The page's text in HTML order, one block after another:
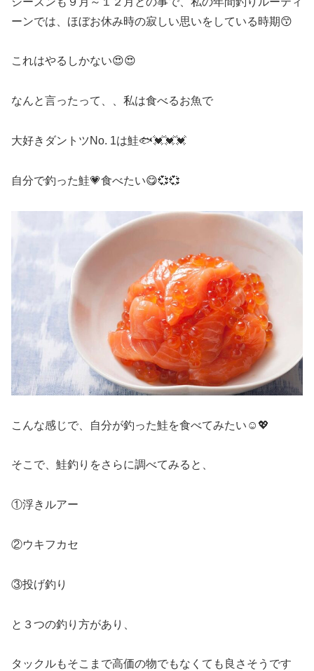
ーンでは、ほぼお休み時の寂しい思いをしている時期😙
これはやるしかない😍😍
なんと言ったって、、私は食べるお魚で
大好きダントツNo. 1は鮭🐟💓💓💓
自分で釣った鮭💗食べたい😋💞💞
こんな感じで、自分が釣った鮭を食べてみたい☺️💖
そこで、鮭釣りをさらに調べてみると、
①浮きルアー
②ウキフカセ
③投げ釣り
と３つの釣り方があり、
タックルもそこまで高価の物でもなくても良さそうです